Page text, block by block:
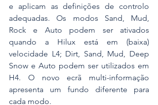
e aplicam as definições de controlo
adequadas. Os modos Sand, Mud,
Rock e Auto podem ser ativados
quando a Hilux está em (baixa)
velocidade L4; Dirt, Sand, Mud, Deep
Snow e Auto podem ser utilizados em
H4. O novo ecrã multi-informação
apresenta um fundo diferente para
cada modo.